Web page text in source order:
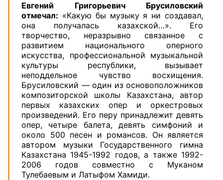
Евгений Григорьевич Брусиловский
отмечал: «Какую бы музыку я ни создавал,
она получалась казахской…». Его
творчество, неразрывно связанное с
развитием национального оперного
искусства, профессиональной музыкальной
культуры республики, вызывает
неподдельное чувство восхищения.
Брусиловский — один из основоположников
композиторской школы Казахстана, автор
первых казахских опер и оркестровых
произведений. Его перу принадлежит девять
опер, четыре балета, девять симфоний и
около 500 песен и романсов. Он является
автором музыки Государственного гимна
Казахстана 1945-1992 годов, а также 1992-
2006 годов совместно с Муканом
Тулебаевым и Латыфом Хамиди.